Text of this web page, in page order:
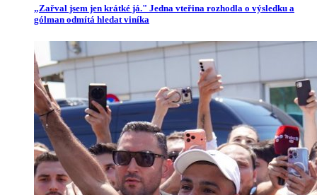
„Zařval jsem jen krátké já." Jedna vteřina rozhodla o výsledku a
gólman odmítá hledat viníka